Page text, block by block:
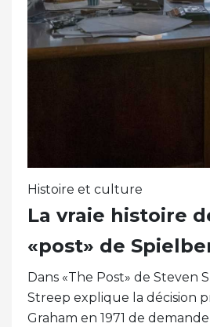
Histoire et culture
La vraie histoire
«post» de
Dans «The Post» de Steven
Streep explique la décision
Graham en 1971 de